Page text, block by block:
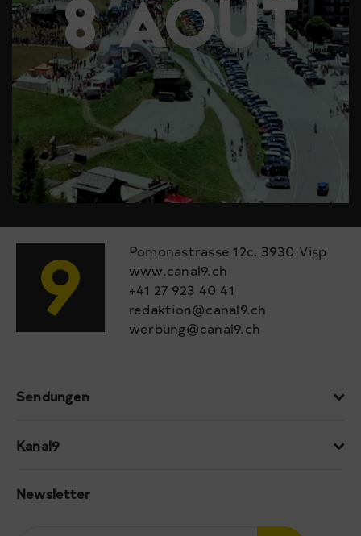
Pomonastrasse 12c, 3930 Visp
www.canal9.ch
+41 27 923 40 41
redaktion@canal9.ch
werbung@canal9.ch
Sendungen
Kanal9
Newsletter